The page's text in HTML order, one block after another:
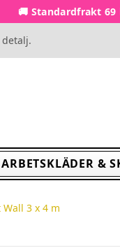
🚚 Standardfrakt
ARBETSKLÄDER &
Wall 3 x 4 m